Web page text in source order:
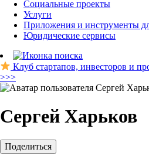
Социальные проекты
Услуги
Приложения и инструменты
Юридические сервисы
Клуб стартапов, инвесторов и
>>>
Сергей Харьков
Поделиться